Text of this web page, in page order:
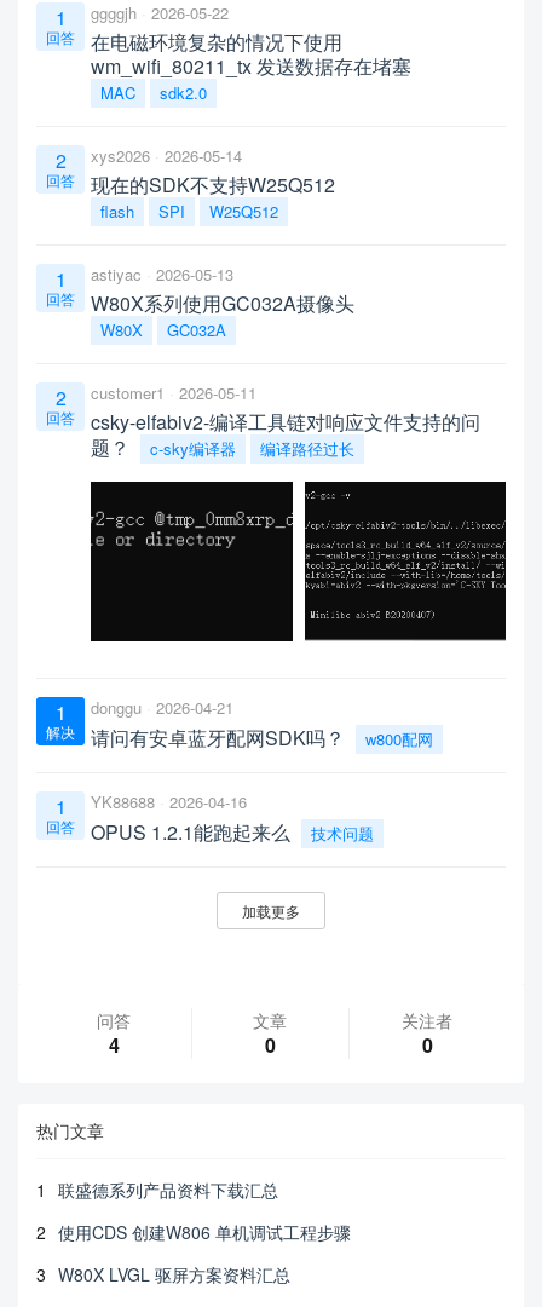
1
回答
ggggjh 2026-05-22
在电磁环境复杂的情况下使用
wm_wifi_80211_tx 发送数据存在堵塞
MAC sdk2.0
2
回答
xys2026 2026-05-14
现在的SDK不支持W25Q512
flash SPI W25Q512
1
回答
astiyac 2026-05-13
W80X系列使用GC032A摄像头
W80X GC032A
2
回答
customer1 2026-05-11
csky-elfabiv2-编译工具链对响应文件支持的问
题？
c-sky编译器 编译路径过长
1
解决
donggu 2026-04-21
请问有安卓蓝牙配网SDK吗？ w800配网
1
回答
YK88688 2026-04-16
OPUS 1.2.1能跑起来么 技术问题
加载更多
问答
4
文章
0
关注者
0
热门文章
1
联盛德系列产品资料下载汇总
2 使用CDS 创建W806 单机调试工程步骤
3 W80X LVGL 驱屏方案资料汇总